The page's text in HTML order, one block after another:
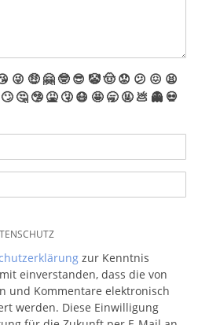
😜 🤑 🤗 🤓 😎 🤡🤠 😟 😕 😖 😫
🙄 🤔 🤥 🤮 🤧 😷 🤩 🥱 🤬 💩 👻 💀
zur Kenntnis
einverstanden, dass die von
und Kommentare elektronisch
werden. Diese Einwilligung